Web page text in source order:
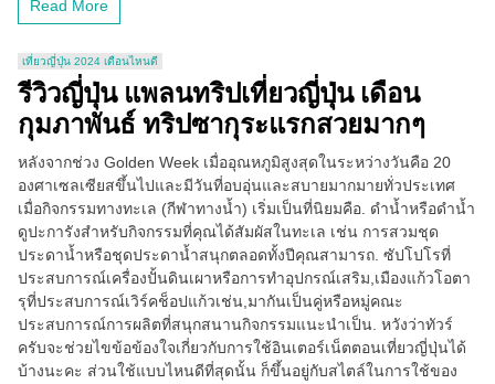
Read More
เที่ยวญี่ปุ่น 2024 เดือนไหนดี
รีวิวญี่ปุ่น แพลนทริปเที่ยวญี่ปุ่น เดือน
กุมภาพันธ์ ทริปซากุระแรกสวยมากๆ
หลังจากช่วง Golden Week เมื่ออุณหภูมิสูงสุดในระหว่างวันคือ 20
องศาเซลเซียสขึ้นไปและมีวันที่อบอุ่นและสบายมากมายทั่วประเทศ
เมื่อกิจกรรมทางทะเล (กีฬาทางน้ำ) เริ่มเป็นที่นิยมคือ. ดำน้ำหรือดำน้ำ
ดูปะการังสำหรับกิจกรรมที่คุณได้สัมผัสในทะเล เช่น การสวมชุด
ประดาน้ำหรือชุดประดาน้ำสนุกตลอดทั้งปีคุณสามารถ. ซัปโปโรที่
ประสบการณ์เครื่องปั้นดินเผาหรือการทำอุปกรณ์เสริม,เมืองแก้วโอตา
รุที่ประสบการณ์เวิร์คช็อปแก้วเช่น,มากันเป็นคู่หรือหมู่คณะ
ประสบการณ์การผลิตที่สนุกสนานกิจกรรมแนะนำเป็น. หวังว่าทัวร์
ครับจะช่วยไขข้อข้องใจเกี่ยวกับการใช้อินเตอร์เน็ตตอนเที่ยวญี่ปุ่นได้
บ้างนะคะ ส่วนใช้แบบไหนดีที่สุดนั้น ก็ขึ้นอยู่กับสไตล์ในการใช้ของ